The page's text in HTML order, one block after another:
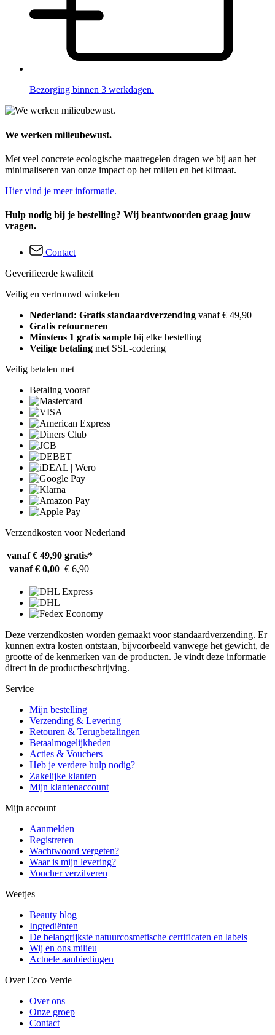
Bezorging binnen 3 werkdagen.
We werken milieubewust.
Met veel concrete ecologische maatregelen dragen we bij aan het
minimaliseren van onze impact op het milieu en het klimaat.
Hier vind je meer informatie.
Hulp nodig bij je bestelling? Wij beantwoorden graag jouw
vragen.
Contact
Geverifieerde kwaliteit
Veilig en vertrouwd winkelen
Nederland: Gratis standaardverzending vanaf € 49,90
Gratis retourneren
Minstens 1 gratis sample bij elke bestelling
Veilige betaling met SSL-codering
Veilig betalen met
Betaling vooraf
Verzendkosten voor Nederland
vanaf € 49,90 gratis*
vanaf € 0,00 € 6,90
Deze verzendkosten worden gemaakt voor standaardverzending. Er
kunnen extra kosten ontstaan, bijvoorbeeld vanwege het gewicht, de
grootte of de kenmerken van de producten. Je vindt deze informatie
direct in de productbeschrijving.
Service
Mijn bestelling
Verzending & Levering
Retouren & Terugbetalingen
Betaalmogelijkheden
Acties & Vouchers
Heb je verdere hulp nodig?
Zakelijke klanten
Mijn klantenaccount
Mijn account
Aanmelden
Registreren
Wachtwoord vergeten?
Waar is mijn levering?
Voucher verzilveren
Weetjes
Beauty blog
Ingrediënten
De belangrijkste natuurcosmetische certificaten en labels
Wij en ons milieu
Actuele aanbiedingen
Over Ecco Verde
Over ons
Onze groep
Contact